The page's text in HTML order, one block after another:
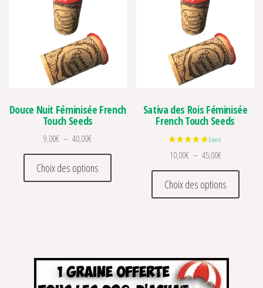
Douce Nuit Féminisée French
Touch Seeds
9,00€ – 40,00€Plage de prix : 9,00€ à 40,00€
Choix des options
Ce produit a plusieurs variations. Les
Sativa des Rois Féminisée
French Touch Seeds
10,00€ – 45,00€Plage de prix
Choix des options
Ce